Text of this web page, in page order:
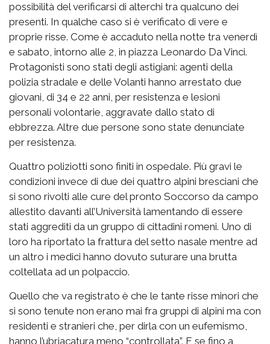
possibilità del verificarsi di alterchi tra qualcuno dei
presenti. In qualche caso si è verificato di vere e
proprie risse. Come è accaduto nella notte tra venerdì
e sabato, intorno alle 2, in piazza Leonardo Da Vinci.
Protagonisti sono stati degli astigiani: agenti della
polizia stradale e delle Volanti hanno arrestato due
giovani, di 34 e 22 anni, per resistenza e lesioni
personali volontarie, aggravate dallo stato di
ebbrezza. Altre due persone sono state denunciate
per resistenza.
Quattro poliziotti sono finiti in ospedale. Più gravi le
condizioni invece di due dei quattro alpini bresciani che
si sono rivolti alle cure del pronto Soccorso da campo
allestito davanti all’Università lamentando di essere
stati aggrediti da un gruppo di cittadini romeni. Uno di
loro ha riportato la frattura del setto nasale mentre ad
un altro i medici hanno dovuto suturare una brutta
coltellata ad un polpaccio.
Quello che va registrato è che le tante risse minori che
si sono tenute non erano mai fra gruppi di alpini ma con
residenti e stranieri che, per dirla con un eufemismo,
hanno l’ubriacatura meno “controllata”. E se fino a